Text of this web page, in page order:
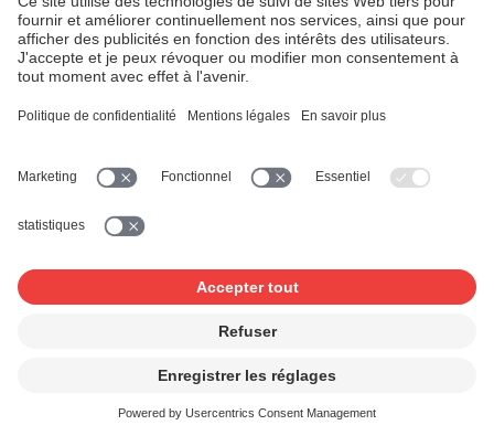
Rabais pour clients contractuels et
membres d’associations
Si vous concluez un contrat avec SUISA pour vos
bénéficiez d'une réduction pouvant aller jusqu'à 25 %. En
tant que membre d’une association suisse de la branche,
ayant conclu un contrat collectif avec nous, vous pouvez
bénéficier d’un rabais supplémentaire de 10 %.
Vous trouverez des informations détaillées dans la
notice. Pour connaître le montant de la redevance par
conditions jusqu'à 400 personnes